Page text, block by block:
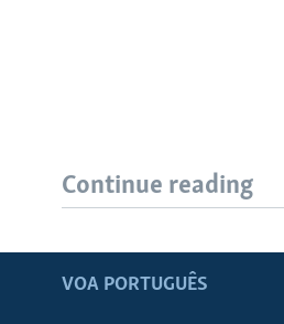
Continue reading
VOA PORTUGUÊS